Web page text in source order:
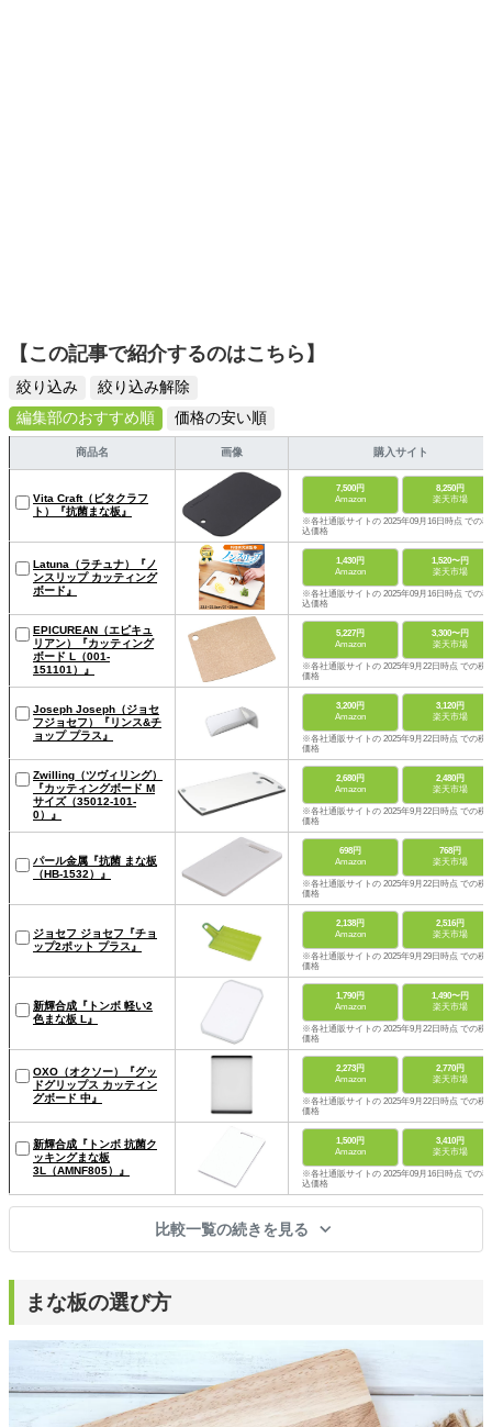
【この記事で紹介するのはこちら】
絞り込み
絞り込み解除
編集部のおすすめ順
価格の安い順
商品名 画像 購入サイト
Vita Craft（ビタクラフ
ト）『抗菌まな板』
7,500円
Amazon
8,250円
楽天市場
※各社通販サイトの 2025年09月16日時点 での税
込価格
Latuna（ラチュナ）『ノ
ンスリップ カッティング
ボード』
1,430円
Amazon
1,520〜円
楽天市場
※各社通販サイトの 2025年09月16日時点 での税
込価格
EPICUREAN（エピキュ
リアン）『カッティング
ボード L（001-
151101）』
5,227円
Amazon
3,300〜円
楽天市場
※各社通販サイトの 2025年9月22日時点 での税
価格
Joseph Joseph（ジョセ
フジョセフ）『リンス&チ
ョップ プラス』
3,200円
Amazon
3,120円
楽天市場
※各社通販サイトの 2025年9月22日時点 での税
価格
Zwilling（ツヴィリング）
『カッティングボード M
サイズ（35012-101-
0）』
2,680円
Amazon
2,480円
楽天市場
※各社通販サイトの 2025年9月22日時点 での税
価格
パール金属『抗菌 まな板
（HB-1532）』
698円
Amazon
768円
楽天市場
※各社通販サイトの 2025年9月22日時点 での税
価格
ジョセフ ジョセフ『チョ
ップ2ポット プラス』
2,138円
Amazon
2,516円
楽天市場
※各社通販サイトの 2025年9月29日時点 での税
価格
新輝合成『トンボ 軽い2
色まな板 L』
1,790円
Amazon
1,490〜円
楽天市場
※各社通販サイトの 2025年9月22日時点 での税
価格
OXO（オクソー）『グッ
ドグリップス カッティン
グボード 中』
2,273円
Amazon
2,770円
楽天市場
※各社通販サイトの 2025年9月22日時点 での税
価格
新輝合成『トンボ 抗菌ク
ッキングまな板
3L（AMNF805）』
1,500円
Amazon
3,410円
楽天市場
※各社通販サイトの 2025年09月16日時点 での税
込価格
比較一覧の続きを見る
まな板の選び方